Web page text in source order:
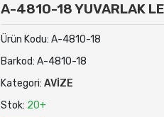
A-4810-18 YUVARLAK
Ürün Kodu: A-4810-18
Barkod: A-4810-18
Kategori: AVİZE
Stok: 20+